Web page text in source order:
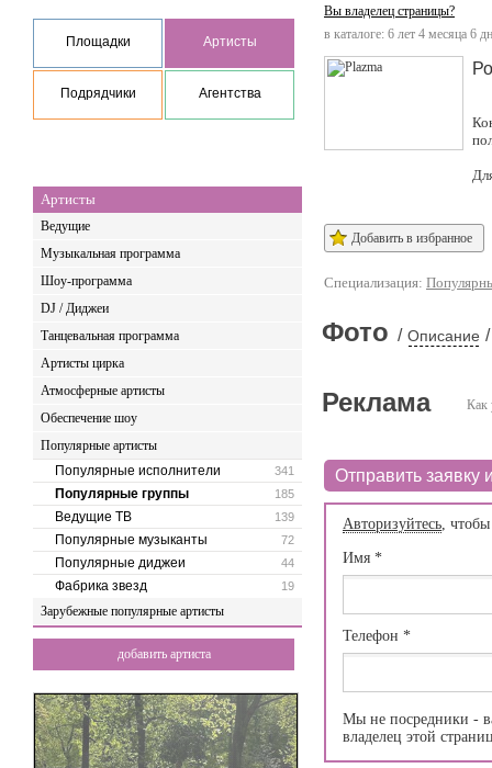
Площадки Артисты
Подрядчики Агентства
Артисты
Ведущие
Музыкальная программа
Шоу-программа
DJ / Диджеи
Танцевальная программа
Артисты цирка
Атмосферные артисты
Обеспечение шоу
Популярные артисты
341
Популярные исполнители
185
Популярные группы
139
Ведущие ТВ
72
Популярные музыканты
44
Популярные диджеи
19
Фабрика звезд
Зарубежные популярные артисты
добавить артиста
Вы владелец страницы?
в каталоге: 6 лет 4 месяца 6
Добавить в избранное
Специализация:
Фото / Описание /
Как
Реклама
Отправить заявку
Авторизуйтесь,
Имя *
Телефон *
Мы не посредники -
владелец этой